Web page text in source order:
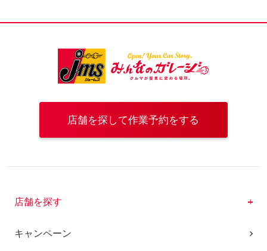
店舗を探して作業予約をする
店舗を探す
キャンペーン